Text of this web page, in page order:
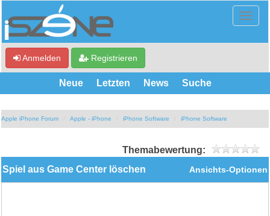
Anmelden Registrieren
Neue Letzten News Suche
Apple iPhone Forum Apple - iPhone iPhone Software iPhone Software
Themabewertung:
Ansichts-Optionen
Spiel aus Game Center löschen